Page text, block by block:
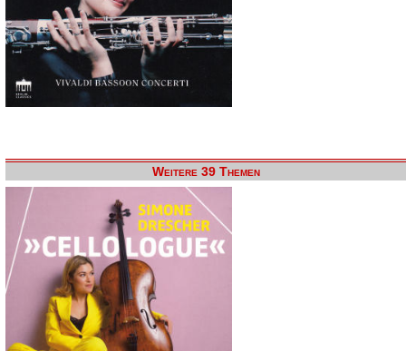
Weitere 39 Themen